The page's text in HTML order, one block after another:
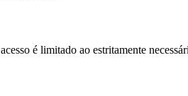
é limitado ao estritamente